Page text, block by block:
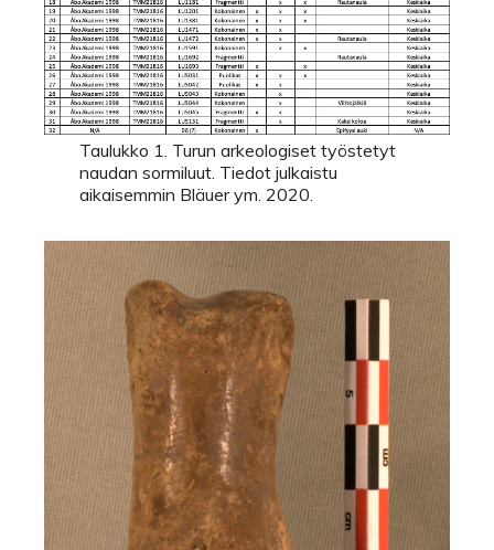
Taulukko 1. Turun arkeologiset työstetyt
naudan sormiluut. Tiedot julkaistu
aikaisemmin Bläuer ym. 2020.